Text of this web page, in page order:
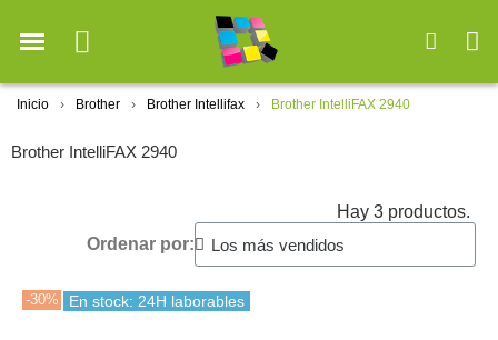
Inicio Brother Brother Intellifax Brother IntelliFAX 2940
Brother IntelliFAX 2940
Hay 3 productos.
Ordenar por:
-30% En stock: 24H laborables